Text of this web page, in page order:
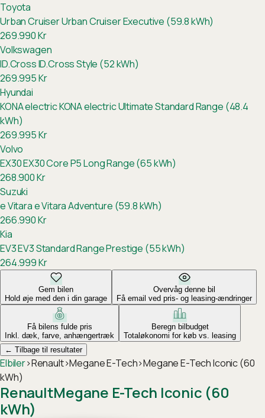
Toyota
Urban CruiserUrban Cruiser Executive (59.8 kWh)
269.990Kr
Volkswagen
ID.CrossID.Cross Style (52 kWh)
269.995Kr
Hyundai
KONA electricKONA electric Ultimate Standard Range (48.4
kWh)
269.995Kr
Volvo
EX30EX30 Core P5 Long Range (65 kWh)
268.900Kr
Suzuki
e Vitarae Vitara Adventure (59.8 kWh)
266.990Kr
Kia
EV3EV3 Standard Range Prestige (55 kWh)
264.999Kr
Gem bilen
Hold øje med den i din garage
Overvåg denne bil
Få email ved pris- og leasing-ændringer
Få bilens fulde pris
Inkl. dæk, farve, anhængertræk
Beregn bilbudget
Totaløkonomi for køb vs. leasing
← Tilbage til resultater
Elbiler›Renault›Megane E-Tech›Megane E-Tech Iconic (60
kWh)
RenaultMegane E-Tech Iconic (60
kWh)